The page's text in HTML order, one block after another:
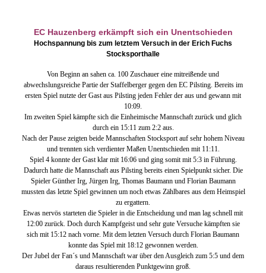
EC Hauzenberg erkämpft sich ein Unentschieden
Hochspannung bis zum letztem Versuch in der Erich Fuchs
Stocksporthalle
Von Beginn an sahen ca. 100 Zuschauer eine mitreißende und
abwechslungsreiche Partie der Staffelberger gegen den EC Pilsting. Bereits im
ersten Spiel nutzte der Gast aus Pilsting jeden Fehler der aus und gewann mit
10:09.
Im zweiten Spiel kämpfte sich die Einheimische Mannschaft zurück und glich
durch ein 15:11 zum 2:2 aus.
Nach der Pause zeigten beide Mannschaften Stocksport auf sehr hohem Niveau
und trennten sich verdienter Maßen Unentschieden mit 11:11.
Spiel 4 konnte der Gast klar mit 16:06 und ging somit mit 5:3 in Führung.
Dadurch hatte die Mannschaft aus Pilsting bereits einen Spielpunkt sicher. Die
Spieler Günther Irg, Jürgen Irg, Thomas Baumann und Florian Baumann
mussten das letzte Spiel gewinnen um noch etwas Zählbares aus dem Heimspiel
zu ergattern.
Etwas nervös starteten die Spieler in die Entscheidung und man lag schnell mit
12:00 zurück. Doch durch Kampfgeist und sehr gute Versuche kämpften sie
sich mit 15:12 nach vorne. Mit dem letzten Versuch durch Florian Baumann
konnte das Spiel mit 18:12 gewonnen werden.
Der Jubel der Fan´s und Mannschaft war über den Ausgleich zum 5:5 und dem
daraus resultierenden Punktgewinn groß.